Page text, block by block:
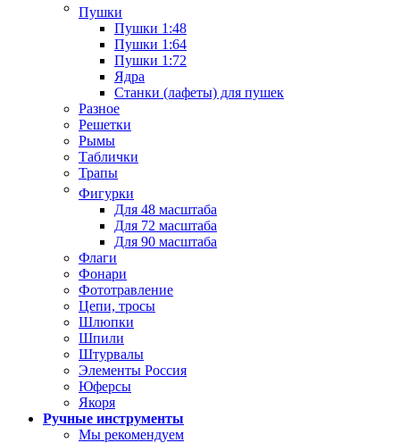
Пушки
Пушки 1:48
Пушки 1:64
Пушки 1:72
Ядра
Станки (лафеты) для пушек
Разное
Решетки
Рымы
Таблички
Трапы
Фигурки
Для 48 масштаба
Для 72 масштаба
Для 90 масштаба
Флаги
Фонари
Фототравление
Цепи, тросы
Шлюпки
Шпили
Штурвалы
Элементы Россия
Юферсы
Якоря
Ручные инструменты
Мы рекомендуем